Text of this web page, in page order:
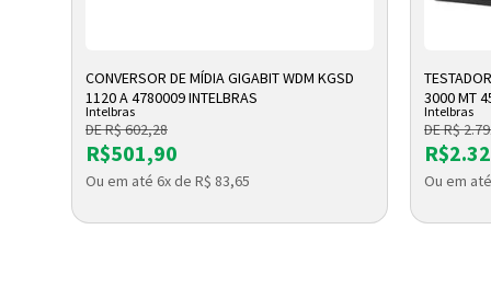
ADICIONAR A SACOLA
CONVERSOR DE MÍDIA GIGABIT WDM KGSD
1120 A 4780009 INTELBRAS
Intelbras
DE R$ 602,28
R$501,90
Ou em até 6x de R$ 83,65
3000 MT
Intelbras
DE R$
Ou em